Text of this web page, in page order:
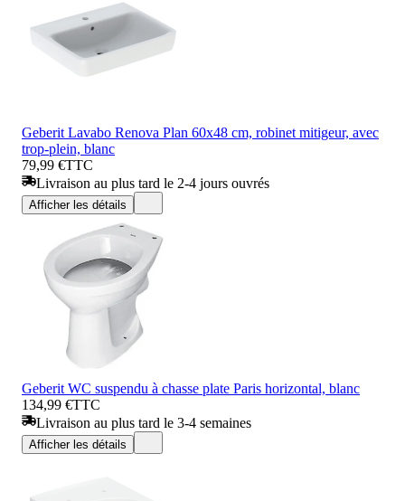
Geberit Lavabo Renova Plan 60x48 cm, robinet mitigeur, avec
trop-plein, blanc
79,99 €TTC
Livraison au plus tard le 2-4 jours ouvrés
Afficher les détails
Geberit WC suspendu à chasse plate Paris horizontal, blanc
134,99 €TTC
Livraison au plus tard le 3-4 semaines
Afficher les détails